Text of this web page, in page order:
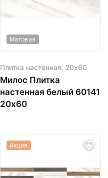
Матовая
Плитка настенная, 20х60
Милос Плитка
настенная белый 60141
20х60
Акция